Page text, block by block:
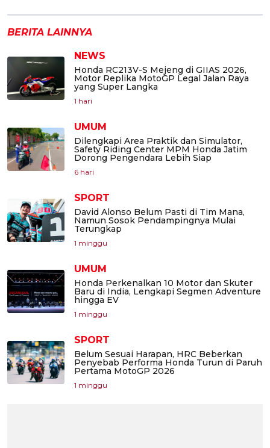
BERITA LAINNYA
NEWS
Honda RC213V-S Mejeng di GIIAS 2026,
Motor Replika MotoGP Legal Jalan Raya
yang Super Langka
1 hari
UMUM
Dilengkapi Area Praktik dan Simulator,
Safety Riding Center MPM Honda Jatim
Dorong Pengendara Lebih Siap
6 hari
SPORT
David Alonso Belum Pasti di Tim Mana,
Namun Sosok Pendampingnya Mulai
Terungkap
1 minggu
UMUM
Honda Perkenalkan 10 Motor dan Skuter
Baru di India, Lengkapi Segmen Adventure
hingga EV
1 minggu
SPORT
Belum Sesuai Harapan, HRC Beberkan
Penyebab Performa Honda Turun di Paruh
Pertama MotoGP 2026
1 minggu